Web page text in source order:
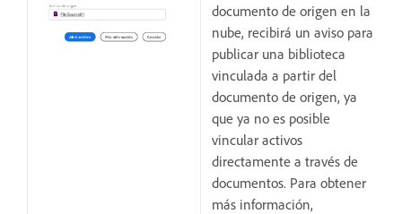
documento de origen en la
nube, recibirá un aviso para
publicar una biblioteca
vinculada a partir del
documento de origen, ya
que ya no es posible
vincular activos
directamente a través de
documentos. Para obtener
más información,